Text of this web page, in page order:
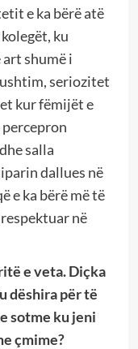
e ka bërë atë
ku
shumë i
seriozitet
kur fëmijët e
salla
dallues në
e ka bërë më të
në
e veta. Diçka
dëshira për të
sotme ku jeni
çmime?